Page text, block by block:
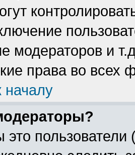
модераторов и
права во всех
началу
пользователи